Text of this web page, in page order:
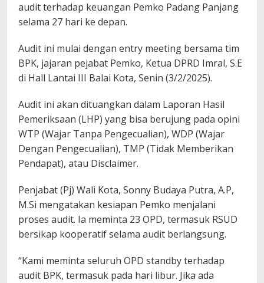
audit terhadap keuangan Pemko Padang Panjang
selama 27 hari ke depan.
Audit ini mulai dengan entry meeting bersama tim
BPK, jajaran pejabat Pemko, Ketua DPRD Imral, S.E
di Hall Lantai III Balai Kota, Senin (3/2/2025).
Audit ini akan dituangkan dalam Laporan Hasil
Pemeriksaan (LHP) yang bisa berujung pada opini
WTP (Wajar Tanpa Pengecualian), WDP (Wajar
Dengan Pengecualian), TMP (Tidak Memberikan
Pendapat), atau Disclaimer.
Penjabat (Pj) Wali Kota, Sonny Budaya Putra, A.P,
M.Si mengatakan kesiapan Pemko menjalani
proses audit. Ia meminta 23 OPD, termasuk RSUD
bersikap kooperatif selama audit berlangsung.
“Kami meminta seluruh OPD standby terhadap
audit BPK, termasuk pada hari libur. Jika ada